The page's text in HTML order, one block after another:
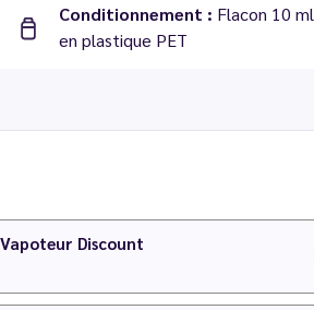
Conditionnement : Flacon 10 ml
en plastique PET
faire votre préparation !
Les étiquettes changent, mais les
Discount